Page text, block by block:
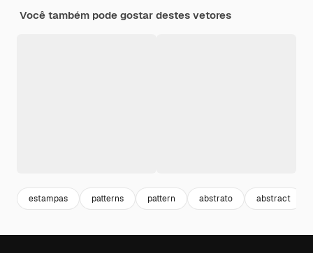
Você também pode gostar destes vetores
estampas patterns pattern abstrato abstract